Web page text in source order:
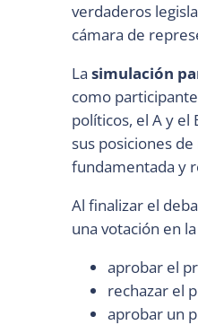
verdaderos
cámara de
La simulación
como
políticos, el A y el
sus posiciones
fundamentada y
Al finalizar el
una votación en
aprobar el
rechazar el
aprobar un